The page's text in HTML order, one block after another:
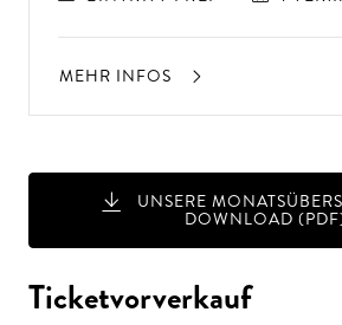
MEHR INFOS
UNSERE
DOWNLOAD
Ticketvorverkauf